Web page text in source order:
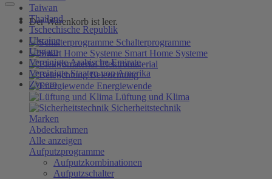
Taiwan
Thailand
Tschechische Republik
Ukraine
Ungarn
Vereinigte Arabische Emirate
Vereinigte Staaten von Amerika
Zypern
Der Warenkorb ist leer.
Schalterprogramme
Smart Home Systeme
Elektromaterial
Beleuchtung
Energiewende
Lüftung und Klima
Sicherheitstechnik
Marken
Abdeckrahmen
Alle anzeigen
Aufputzprogramme
Aufputzkombinationen
Aufputzschalter